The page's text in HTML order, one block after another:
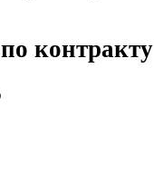
по контракту